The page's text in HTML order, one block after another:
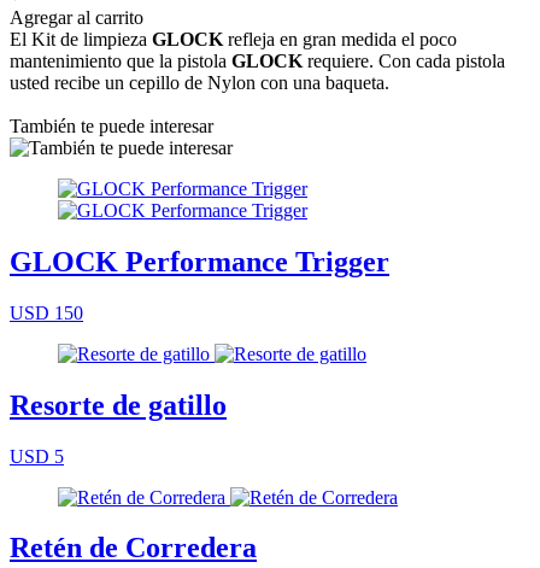
Agregar al carrito
El Kit de limpieza GLOCK refleja en gran medida el poco
mantenimiento que la pistola GLOCK requiere. Con cada pistola
usted recibe un cepillo de Nylon con una baqueta.
También te puede interesar
GLOCK Performance Trigger
USD 150
Resorte de gatillo
USD 5
Retén de Corredera